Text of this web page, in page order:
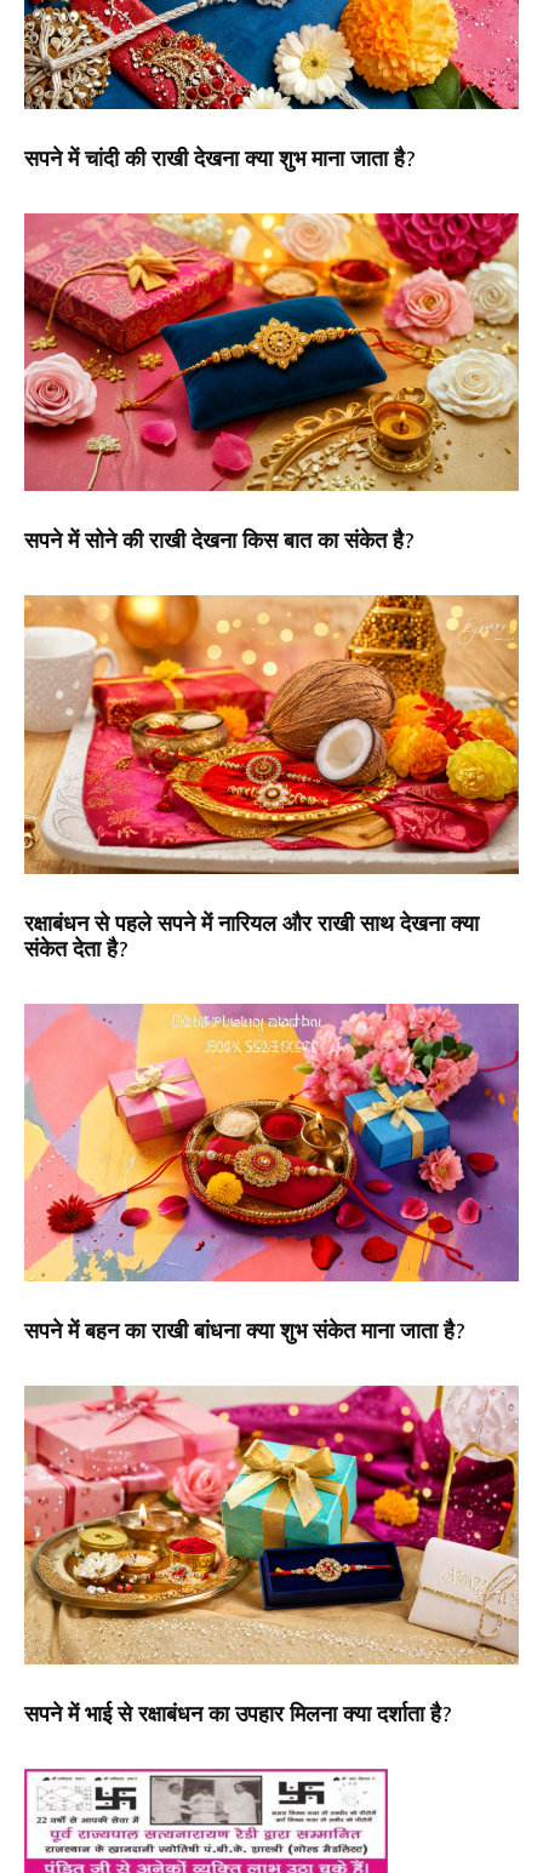
सपने में चांदी की राखी देखना क्या शुभ माना जाता है?
सपने में सोने की राखी देखना किस बात का संकेत है?
रक्षाबंधन से पहले सपने में नारियल और राखी साथ देखना क्या
संकेत देता है?
सपने में बहन का राखी बांधना क्या शुभ संकेत माना जाता है?
सपने में भाई से रक्षाबंधन का उपहार मिलना क्या दर्शाता है?